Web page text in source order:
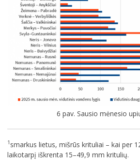
6 pav. Sausio mėnesio
1 smarkus lietus, mišrūs krituliai – kai per
laikotarpį iškrenta 15–49,9 mm kritulių.